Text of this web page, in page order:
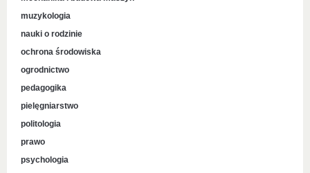
muzykologia
nauki o rodzinie
ochrona środowiska
ogrodnictwo
pedagogika
pielęgniarstwo
politologia
prawo
psychologia